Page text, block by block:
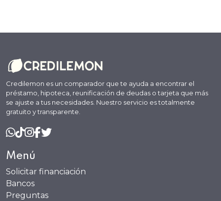
Credilemon es un comparador que te ayuda a encontrar el
préstamo, hipoteca, reunificación de deudas o tarjeta que más
se ajuste a tus necesidades. Nuestro servicio es totalmente
gratuito y transparente.
Menú
Solicitar financiación
Bancos
Preguntas